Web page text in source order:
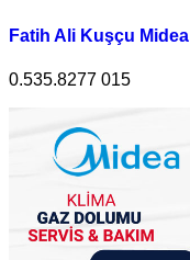
Fatih Ali Kuşçu
0.535.8277 015